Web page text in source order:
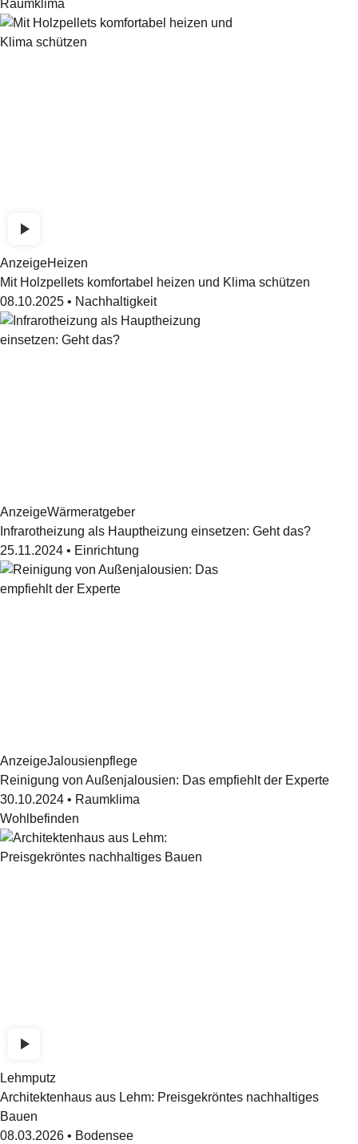
Raumklima
AnzeigeHeizen
Mit Holzpellets komfortabel heizen und Klima schützen
08.10.2025 • Nachhaltigkeit
AnzeigeWärmeratgeber
Infrarotheizung als Hauptheizung einsetzen: Geht das?
25.11.2024 • Einrichtung
AnzeigeJalousienpflege
Reinigung von Außenjalousien: Das empfiehlt der Experte
30.10.2024 • Raumklima
Wohlbefinden
Lehmputz
Architektenhaus aus Lehm: Preisgekröntes nachhaltiges
Bauen
08.03.2026 • Bodensee